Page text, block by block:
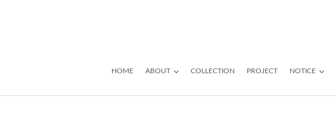
HOME ABOUT COLLECTION PROJECT NOTICE